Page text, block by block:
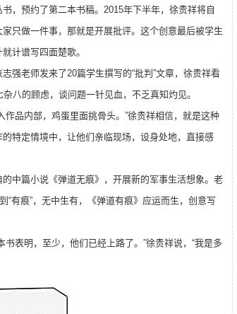
，预约了第二本书稿。2015年下半年，徐贵祥将自
只做一件事，那就是开展批评。这个创意最后被学生
计谱写四面楚歌。
强老师发来了20篇学生撰写的“批判”文章，徐贵祥看
八的顾虑，谈问题一针见血，不乏真知灼见。
品内部，鸡蛋里面挑骨头。”徐贵祥相信，就是这种
特定情境中，让他们亲临现场，设身处地，直接感
中篇小说《弹道无痕》，开展新的军事生活想象。老
“有痕”，无中生有，《弹道有痕》应运而生，创意写
表明，至少，他们已经上路了。”徐贵祥说，“我是多